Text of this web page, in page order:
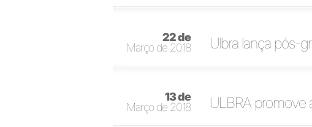
22 de
Março de 2018
Ulbra lança pós-
13 de
Março de 2018
ULBRA promove